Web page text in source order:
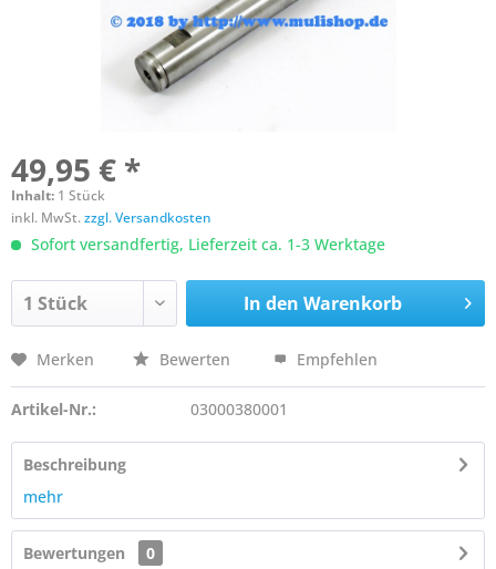
49,95 € *
Inhalt: 1 Stück
inkl. MwSt.zzgl. Versandkosten
Sofort versandfertig, Lieferzeit ca. 1-3 Werktage
In den Warenkorb
Merken Bewerten Empfehlen
Artikel-Nr.: 03000380001
Beschreibung
mehr
Bewertungen
0